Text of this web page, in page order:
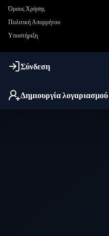
Όρους Χρήσης
Πολιτική Απορρήτου
Υποστήριξη
Σύνδεση
Δημιουργία λογαριασμού